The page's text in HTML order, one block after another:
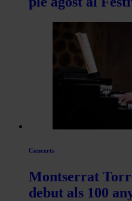
Concerts
Montserrat
debut als 100